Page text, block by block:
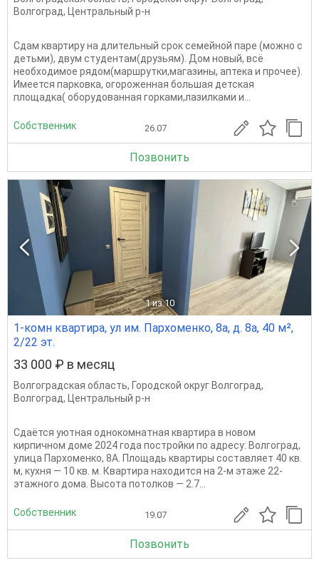
Волгоград, Центральный р-н
Сдам квартиру на длительный срок семейной паре (можно с
детьми), двум студентам(друзьям). Дом новый, всё
необходимое рядом(маршрутки,магазины, аптека и прочее).
Имеется парковка, огороженная большая детская
площадка( оборудованная горками,лазилками и...
Собственник 26.07
Позвонить
1 из 10
1-комн квартира, ул им. Пархоменко, 8а, д. 8а, 40 м²,
2/22 эт.
33 000 ₽ в месяц
Волгоградская область, Городской округ Волгоград,
Волгоград, Центральный р-н
Сдаётся уютная однокомнатная квартира в новом
кирпичном доме 2024 года постройки по адресу: Волгоград,
улица Пархоменко, 8А. Площадь квартиры составляет 40 кв.
м, кухня — 10 кв. м. Квартира находится на 2-м этаже 22-
этажного дома. Высота потолков — 2.7...
Собственник 19.07
Позвонить